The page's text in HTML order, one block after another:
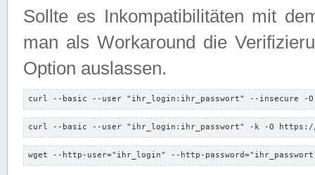
Sollte es Inkompatibilitäten mit
man als Workaround die
Option auslassen.
curl --basic --user "ihr_login:ihr_passwort" --insecure -
curl --basic --user "ihr_login:ihr_passwort" -k -O https://
wget --http-user="ihr_login" --http-